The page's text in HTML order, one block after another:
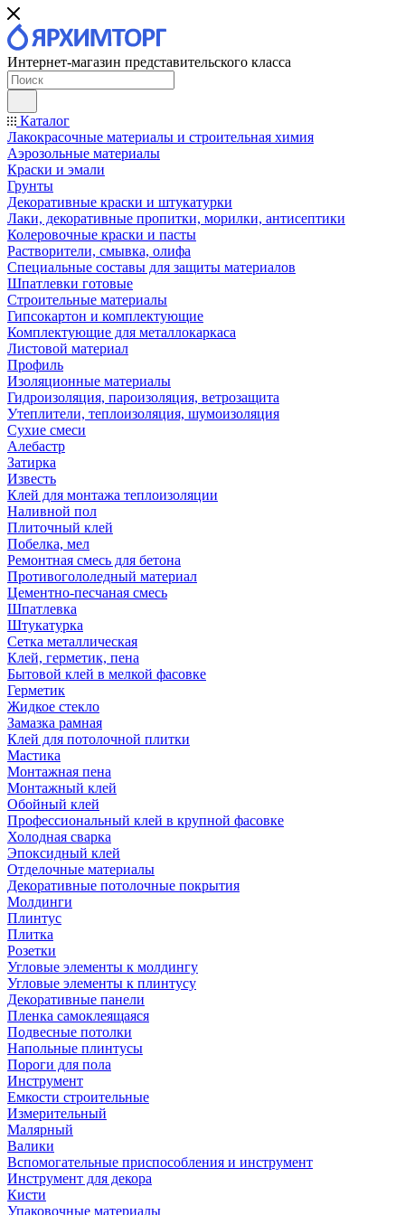
Интернет-магазин представительского класса
Каталог
Лакокрасочные материалы и строительная химия
Аэрозольные материалы
Краски и эмали
Грунты
Декоративные краски и штукатурки
Лаки, декоративные пропитки, морилки, антисептики
Колеровочные краски и пасты
Растворители, смывка, олифа
Специальные составы для защиты материалов
Шпатлевки готовые
Строительные материалы
Гипсокартон и комплектующие
Комплектующие для металлокаркаса
Листовой материал
Профиль
Изоляционные материалы
Гидроизоляция, пароизоляция, ветрозащита
Утеплители, теплоизоляция, шумоизоляция
Сухие смеси
Алебастр
Затирка
Известь
Клей для монтажа теплоизоляции
Наливной пол
Плиточный клей
Побелка, мел
Ремонтная смесь для бетона
Противогололедный материал
Цементно-песчаная смесь
Шпатлевка
Штукатурка
Сетка металлическая
Клей, герметик, пена
Бытовой клей в мелкой фасовке
Герметик
Жидкое стекло
Замазка рамная
Клей для потолочной плитки
Мастика
Монтажная пена
Монтажный клей
Обойный клей
Профессиональный клей в крупной фасовке
Холодная сварка
Эпоксидный клей
Отделочные материалы
Декоративные потолочные покрытия
Молдинги
Плинтус
Плитка
Розетки
Угловые элементы к молдингу
Угловые элементы к плинтусу
Декоративные панели
Пленка самоклеящаяся
Подвесные потолки
Напольные плинтусы
Пороги для пола
Инструмент
Емкости строительные
Измерительный
Малярный
Валики
Вспомогательные приспособления и инструмент
Инструмент для декора
Кисти
Упаковочные материалы